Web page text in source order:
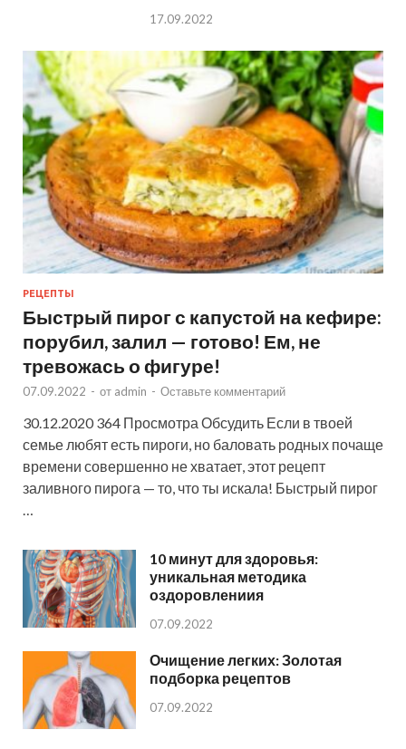
17.09.2022
РЕЦЕПТЫ
Быстрый пирог с капустой на кефире:
порубил, залил — готово! Ем, не
тревожась о фигуре!
07.09.2022 - от admin - Оставьте комментарий
30.12.2020 364 Просмотра Обсудить Если в твоей
семье любят есть пироги, но баловать родных почаще
времени совершенно не хватает, этот рецепт
заливного пирога — то, что ты искала! Быстрый пирог
…
10 минут для здоровья:
уникальная методика
оздоровлениия
07.09.2022
Очищение легких: Золотая
подборка рецептов
07.09.2022